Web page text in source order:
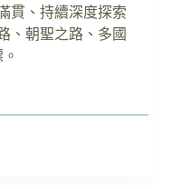
貫、持續深度探索
、朝聖之路、多國